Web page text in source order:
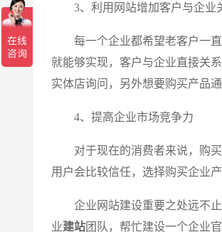
3、利用网站增加客户与企业
每一个企业都希望老客户一直
就能够实现，客户与企业直接关
实体店询问，另外想要购买产品通
4、提高企业市场竞争力
对于现在的消费者来说，购买
用户会比较信任，选择购买企业
企业网站建设重要之处远不止
业建站团队，帮忙建设一个企业官